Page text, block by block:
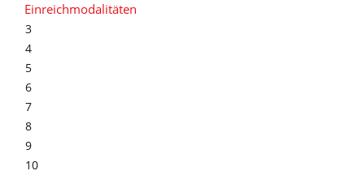
Einreichmodalitäten
3
4
5
6
7
8
9
10